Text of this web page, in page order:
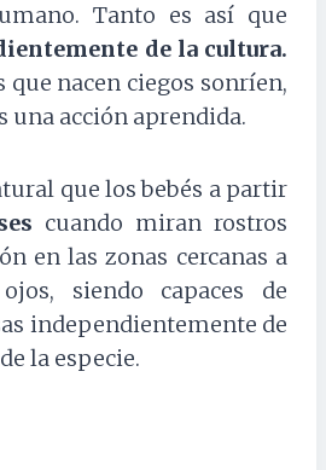
Tanto es así que
de la cultura.
nacen ciegos sonríen,
una acción aprendida.
que los bebés a partir
cuando miran rostros
en las zonas cercanas a
siendo capaces de
independientemente de
la especie.